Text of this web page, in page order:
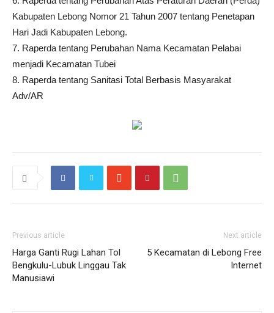
Kabupaten Lebong Nomor 21 Tahun 2007 tentang Penetapan
Hari Jadi Kabupaten Lebong.
7. Raperda tentang Perubahan Nama Kecamatan Pelabai
menjadi Kecamatan Tubei
8. Raperda tentang Sanitasi Total Berbasis Masyarakat
Adv/AR
Previous article
Harga Ganti Rugi Lahan Tol
Bengkulu-Lubuk Linggau Tak
Manusiawi
Next article
5 Kecamatan di Lebong Free
Internet